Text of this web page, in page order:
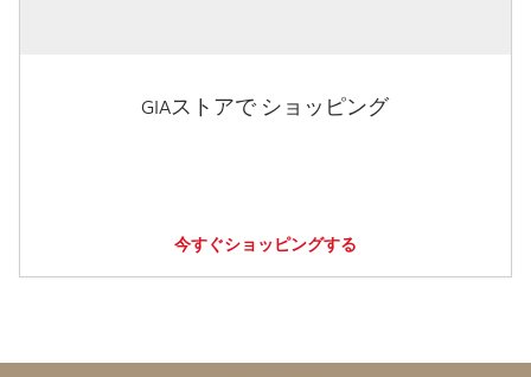
GIAストアで ショッピング
今すぐショッピングする